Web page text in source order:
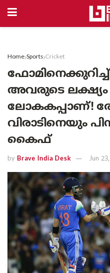
Home Sports Cricket
അവരുടെ ലക്ഷ്യം
ലോകകപ്പാണ്!
വിരാടിനെയും
കൈഫ്
by Brave India Desk Jun